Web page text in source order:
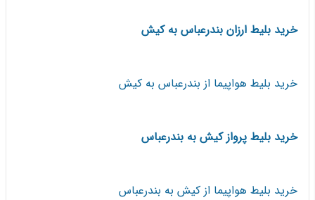
خرید بلیط ارزان بندرعباس به کیش
خرید بلیط هواپیما از بندرعباس به کیش
خرید بلیط پرواز کیش به بندرعباس
خرید بلیط هواپیما از کیش به بندرعباس